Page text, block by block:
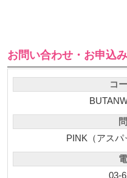
お問い合わせ・お申込み
コ
PINK（アスパ
03-